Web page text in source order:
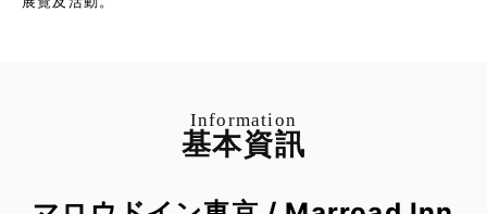
Information
基本資訊